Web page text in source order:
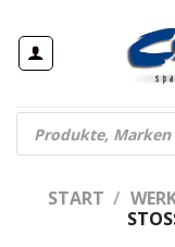
Inhalt
springen
Products
search
START /